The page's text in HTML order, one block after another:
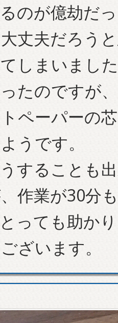
のが億劫だ
丈夫だろう
しまいまし
たのですが
ペーパーの
うです。
することも
作業が30分
っても助か
ざいます。